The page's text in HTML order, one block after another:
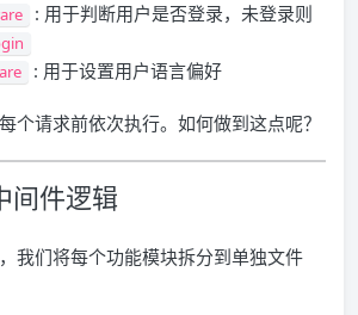
: 用于判断用户是否登录，未登录则
: 用于设置用户语言偏好
个请求前依次执行。如何做到这点呢？
间件逻辑
我们将每个功能模块拆分到单独文件